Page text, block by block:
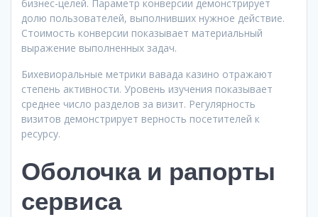
бизнес-целей. Параметр конверсии демонстрирует
долю пользователей, выполнивших нужное действие.
Стоимость конверсии показывает материальный
выражение выполненных задач.
Бихевиоральные метрики вавада казино отражают
степень активности. Уровень изучения показывает
среднее число разделов за визит. Регулярность
визитов демонстрирует верность посетителей к
ресурсу.
Оболочка и рапорты
сервиса